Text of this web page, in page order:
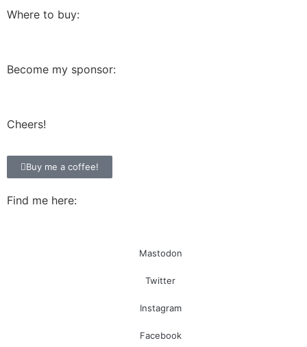
Where to buy:
Become my sponsor:
Cheers!
Buy me a coffee!
Find me here:
Mastodon
Twitter
Instagram
Facebook